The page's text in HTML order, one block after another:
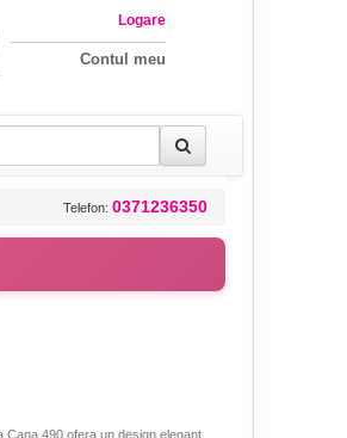
Logare
Contul meu
Telefon: 0371236350
Cana 490 ofera un design elegant